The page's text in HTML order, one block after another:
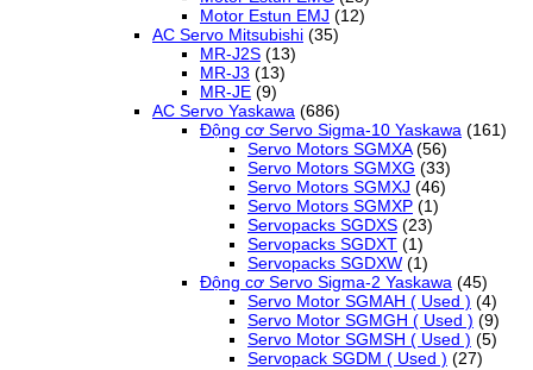
Motor Estun EMJ (12)
AC Servo Mitsubishi (35)
MR-J2S (13)
MR-J3 (13)
MR-JE (9)
AC Servo Yaskawa (686)
Động cơ Servo Sigma-10 Yaskawa (161)
Servo Motors SGMXA (56)
Servo Motors SGMXG (33)
Servo Motors SGMXJ (46)
Servo Motors SGMXP (1)
Servopacks SGDXS (23)
Servopacks SGDXT (1)
Servopacks SGDXW (1)
Động cơ Servo Sigma-2 Yaskawa (45)
Servo Motor SGMAH ( Used ) (4)
Servo Motor SGMGH ( Used ) (9)
Servo Motor SGMSH ( Used ) (5)
Servopack SGDM ( Used ) (27)